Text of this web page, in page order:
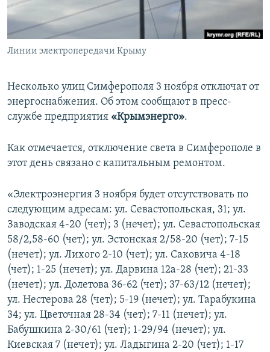
ПОБЕДИТЕЛЕЙ НЕ СУДЯТ?
КРЫМ.НЕПОКОРЕННЫЙ
ELIFBE
ПРИСОЕДИНЯЙТЕСЬ!
Все сайты RFE/RL
Линии электропередачи Крыму
Несколько улиц Симферополя 3 ноября отключат от
энергоснабжения. Об этом сообщают в пресс-
службе предприятия «Крымэнерго».
Как отмечается, отключение света в Симферополе в
этот день связано с капитальным ремонтом.
«Электроэнергия 3 ноября будет отсутствовать по
следующим адресам: ул. Севастопольская, 31; ул.
Заводская 4-20 (чет); 3 (нечет); ул. Севастопольская
58/2,58-60 (чет); ул. Эстонская 2/58-20 (чет); 7-15
(нечет); ул. Лихого 2-10 (чет); ул. Саковича 4-18
(чет); 1-25 (нечет); ул. Дарвина 12а-28 (чет); 21-33
(нечет); ул. Долетова 36-62 (чет); 37-63/12 (нечет);
ул. Нестерова 28 (чет); 5-19 (нечет); ул. Тарабукина
34; ул. Цветочная 28-34 (чет); 7-11 (нечет); ул.
Бабушкина 2-30/61 (чет); 1-29/94 (нечет); ул.
Киевская 7 (нечет); ул. Ладыгина 2-20 (чет); 1-17